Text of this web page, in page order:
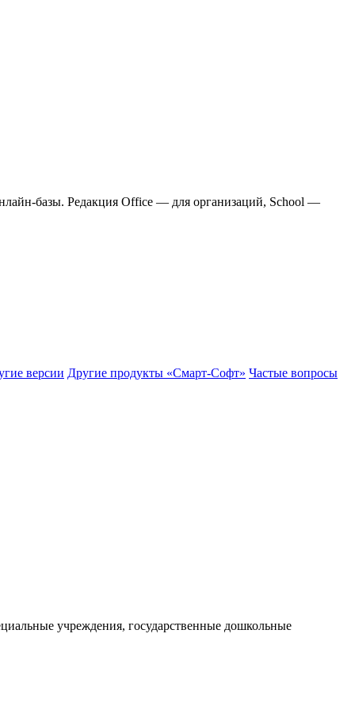
базы. Редакция Office — для организаций, School —
версии Другие продукты «Смарт-Софт» Частые вопросы
учреждения, государственные дошкольные